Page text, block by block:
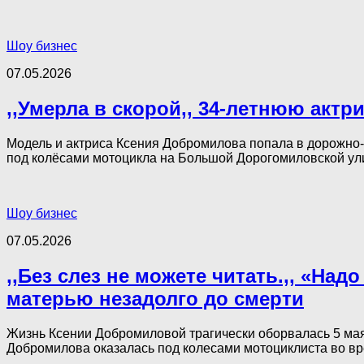
Шоу бизнес
07.05.2026
,,Умерла в скорой,, 34-летнюю
Модель и актриса Ксения Добромилова попала в
под колёсами мотоцикла на Большой Дорогомиловской
Шоу бизнес
07.05.2026
,,Без слез не можете читать.,,
матерью незадолго до смерти
Жизнь Ксении Добромиловой трагически оборвалась 5
Добромилова оказалась под колесами мотоциклиста во